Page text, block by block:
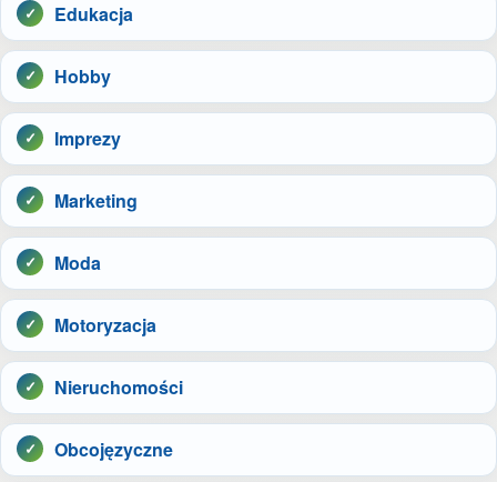
Edukacja
Hobby
Imprezy
Marketing
Moda
Motoryzacja
Nieruchomości
Obcojęzyczne